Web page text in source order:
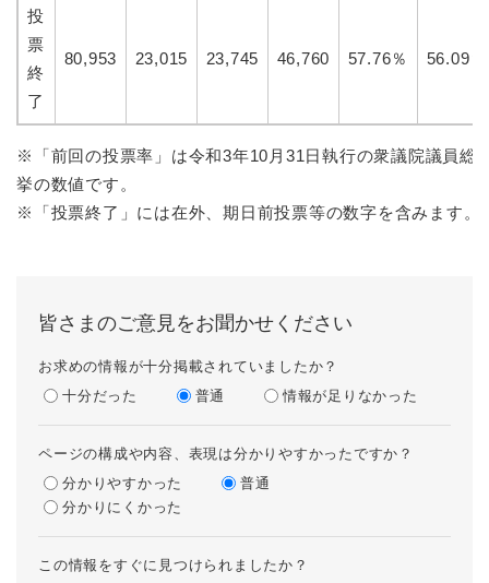
投
票
終
了
80,953 23,015 23,745 46,760 57.76％ 56.09％
※「前回の投票率」は令和3年10月31日執行の衆議院議員総
挙の数値です。
※「投票終了」には在外、期日前投票等の数字を含みます。
皆さまのご意見をお聞かせください
お求めの情報が十分掲載されていましたか？
十分だった
普通 情報が足りなかった
ページの構成や内容、表現は分かりやすかったですか？
分かりやすかった
普通
分かりにくかった
この情報をすぐに見つけられましたか？